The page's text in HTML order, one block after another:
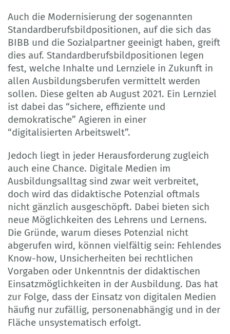
Auch die Modernisierung der sogenannten
Standardberufsbildpositionen, auf die sich das
BIBB und die Sozialpartner geeinigt haben, greift
dies auf. Standardberufsbildpositionen legen
fest, welche Inhalte und Lernziele in Zukunft in
allen Ausbildungsberufen vermittelt werden
sollen. Diese gelten ab August 2021. Ein Lernziel
ist dabei das “sichere, effiziente und
demokratische” Agieren in einer
“digitalisierten Arbeitswelt”.
Jedoch liegt in jeder Herausforderung zugleich
auch eine Chance. Digitale Medien im
Ausbildungsalltag sind zwar weit verbreitet,
doch wird das didaktische Potenzial oftmals
nicht gänzlich ausgeschöpft. Dabei bieten sich
neue Möglichkeiten des Lehrens und Lernens.
Die Gründe, warum dieses Potenzial nicht
abgerufen wird, können vielfältig sein: Fehlendes
Know-how, Unsicherheiten bei rechtlichen
Vorgaben oder Unkenntnis der didaktischen
Einsatzmöglichkeiten in der Ausbildung. Das hat
zur Folge, dass der Einsatz von digitalen Medien
häufig nur zufällig, personenabhängig und in der
Fläche unsystematisch erfolgt.